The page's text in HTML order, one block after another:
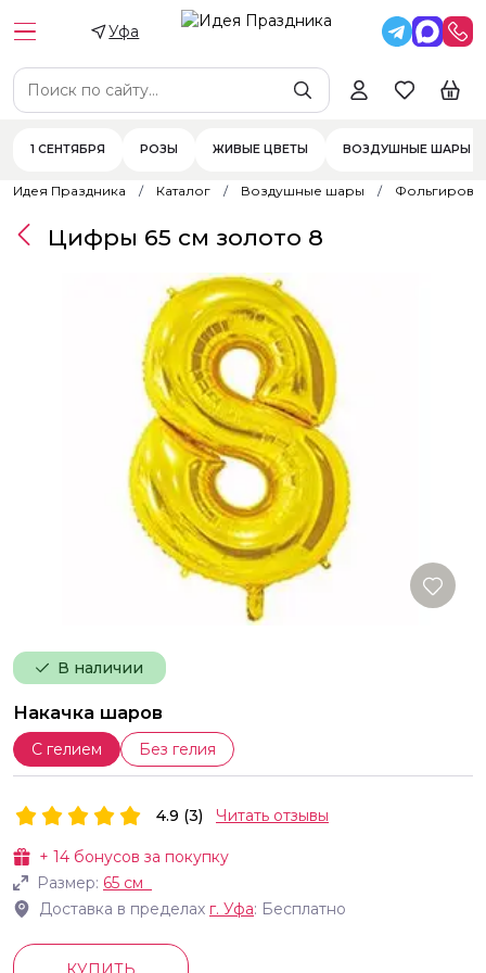
Уфа
1 СЕНТЯБРЯ РОЗЫ ЖИВЫЕ ЦВЕТЫ ВОЗДУШНЫЕ ШАРЫ
Идея Праздника Каталог Воздушные шары
В наличии
Накачка шаров
С гелием Без гелия
Цифры 65 см золото 8
+ 14 бонусов за покупку
Размер: 65 см
Доставка в пределах г. Уфа: Бесплатно
4.9 (3) Читать отзывы